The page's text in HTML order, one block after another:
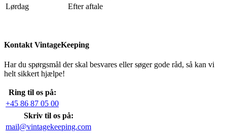
Lørdag
Efter aftale
Kontakt VintageKeeping
Har du spørgsmål der skal besvares eller søger gode råd, så kan vi
helt sikkert hjælpe!
Ring til os på:
+45 86 87 05 00
Skriv til os på:
mail@vintagekeeping.com